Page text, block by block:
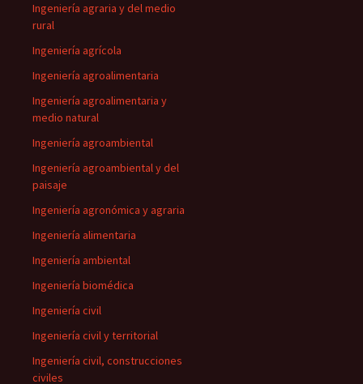
Ingeniería agraria y del medio
rural
Ingeniería agrícola
Ingeniería agroalimentaria
Ingeniería agroalimentaria y
medio natural
Ingeniería agroambiental
Ingeniería agroambiental y del
paisaje
Ingeniería agronómica y agraria
Ingeniería alimentaria
Ingeniería ambiental
Ingeniería biomédica
Ingeniería civil
Ingeniería civil y territorial
Ingeniería civil, construcciones
civiles